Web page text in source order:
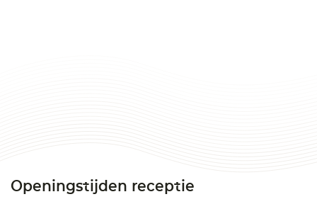
Openingstijden receptie